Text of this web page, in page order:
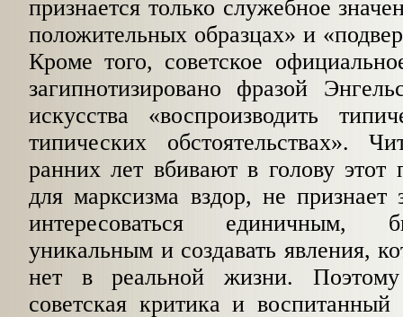
признается только служебное
положительных образцах» и
Кроме того, советское
загипнотизировано фразой
искусства «воспроизводить
типических обстоятельствах».
ранних лет вбивают в голову этот
для марк­сизма вздор, не признает
интересоваться единичным,
уникальным и создавать явления,
нет в реальной жизни.
советская критика и